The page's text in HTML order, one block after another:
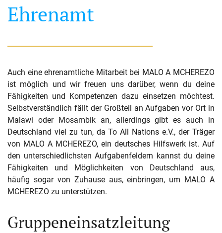
Ehrenamt
Auch eine ehrenamtliche Mitarbeit bei MALO A MCHEREZO
ist möglich und wir freuen uns darüber, wenn du deine
Fähigkeiten und Kompetenzen dazu einsetzen möchtest.
Selbstverständlich fällt der Großteil an Aufgaben vor Ort in
Malawi oder Mosambik an, allerdings gibt es auch in
Deutschland viel zu tun, da To All Nations e.V., der Träger
von MALO A MCHEREZO, ein deutsches Hilfswerk ist. Auf
den unterschiedlichsten Aufgabenfeldern kannst du deine
Fähigkeiten und Möglichkeiten von Deutschland aus,
häufig sogar von Zuhause aus, einbringen, um MALO A
MCHEREZO zu unterstützen.
Gruppeneinsatzleitung